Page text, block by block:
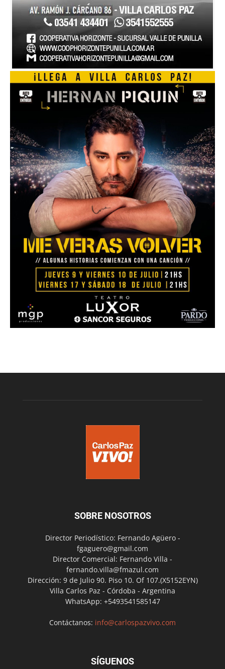
SOBRE NOSOTROS
Director Periodístico: Fernando Agüero -
fgaguero@gmail.com
Director Comercial: Fernando Villa -
fernando.villa@fmazul.com
Dirección: 9 de Julio 90. Piso 10. Of 107.(X5152EYN)
Villa Carlos Paz - Córdoba - Argentina
WhatsApp: +5493541585147
Contáctanos: info@carlospazvivo.com
SÍGUENOS